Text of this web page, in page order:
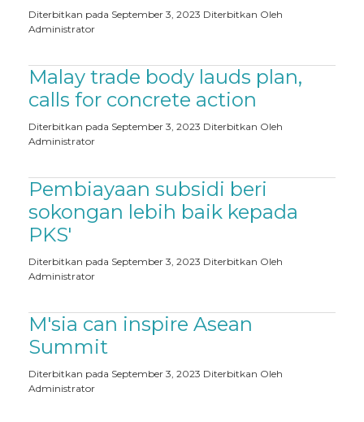
Diterbitkan pada September 3, 2023 Diterbitkan Oleh
Administrator
Malay trade body lauds plan,
calls for concrete action
Diterbitkan pada September 3, 2023 Diterbitkan Oleh
Administrator
Pembiayaan subsidi beri
sokongan lebih baik kepada
PKS'
Diterbitkan pada September 3, 2023 Diterbitkan Oleh
Administrator
M'sia can inspire Asean
Summit
Diterbitkan pada September 3, 2023 Diterbitkan Oleh
Administrator